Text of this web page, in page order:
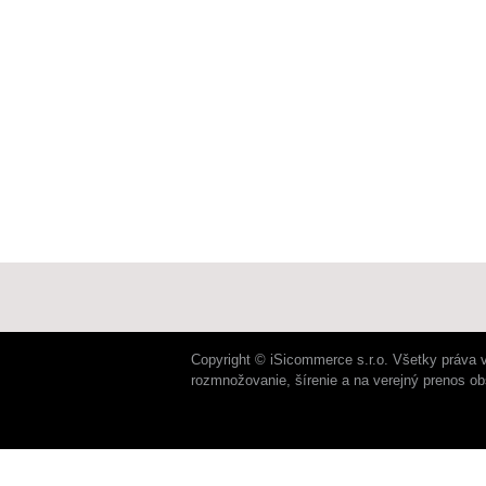
Copyright © iSicommerce s.r.o. Všetky práva
rozmnožovanie, šírenie a na verejný prenos